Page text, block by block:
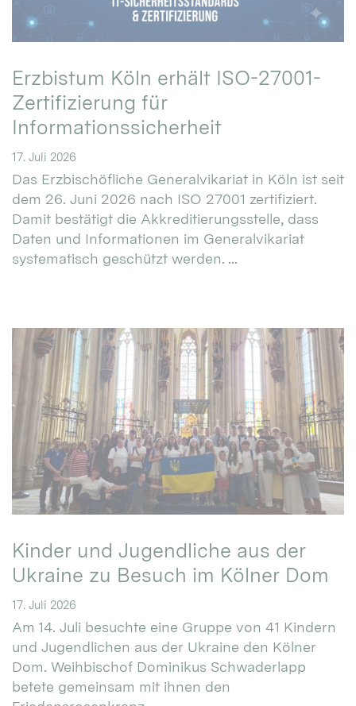
Erzbistum Köln erhält ISO-27001-
Zertifizierung für
Informationssicherheit
17. Juli 2026
Das Erzbischöfliche Generalvikariat in Köln ist seit
dem 26. Juni 2026 nach ISO 27001 zertifiziert.
Damit bestätigt die Akkreditierungsstelle, dass
Daten und Informationen im Generalvikariat
systematisch geschützt werden. ...
Kinder und Jugendliche aus der
Ukraine zu Besuch im Kölner Dom
17. Juli 2026
Am 14. Juli besuchte eine Gruppe von 41 Kindern
und Jugendlichen aus der Ukraine den Kölner
Dom. Weihbischof Dominikus Schwaderlapp
betete gemeinsam mit ihnen den